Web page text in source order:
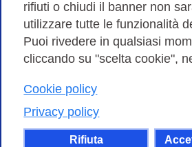
rifiuti o chiudi il banner non
utilizzare tutte le funzionalità
Puoi rivedere in qualsiasi
cliccando su "scelta cookie",
Cookie policy
Privacy policy
Rifiuta